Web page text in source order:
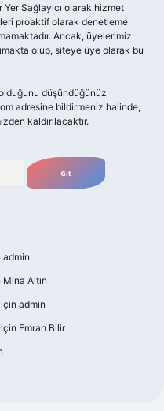
Yer Sağlayıcı olarak hizmet
proaktif olarak denetleme
Ancak, üyelerimiz
olup, siteye üye olarak bu
düşündüğünüz
adresine bildirmeniz halinde,
kaldırılacaktır.
admin
Mina Altın
için admin
için Emrah Bilir